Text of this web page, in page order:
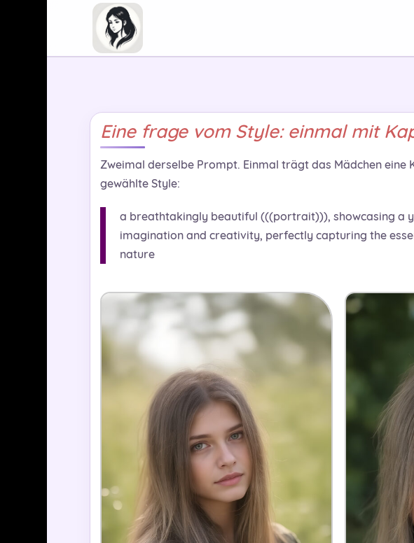
Eine frage vom Style: einmal mit
Zweimal derselbe Prompt. Einmal trägt das Mädchen eine
gewählte Style:
a breathtakingly beautiful (((portrait))), showcasing a
imagination and creativity, perfectly capturing the
nature